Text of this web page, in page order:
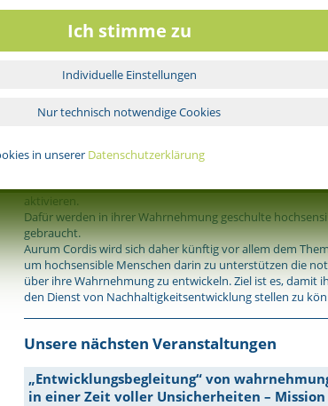
Diese Ebene ist vielen hochsensiblen Menschen zutiefst
Wissen wollen wir nutzen.
Jetzt geht es also um die Integration der geistigen
die Entwicklung von Nachhaltigkeit. Dafür müssen wir
beruflichen Positionen ausschreiben. Diese Arbeit kann
Ebene anwesend werden lassen, die wir so lange
betrachtet haben.
Es bedarf einer erneuten Öffnung für eine Entwicklung,
Göpel als „die zweite Aufklärung“ bezeichnen. Nach der
Revolution, die uns rein lineares Denken gelehrt hat, ist
aktivieren.
Dafür werden in ihrer Wahrnehmung geschulte
gebraucht.
Aurum Cordis wird sich daher künftig vor allem dem
um hochsensible Menschen darin zu unterstützen die
über ihre Wahrnehmung zu entwickeln. Ziel ist es, damit
den Dienst von Nachhaltigkeitsentwicklung stellen zu
Unsere nächsten Veranstaltungen
„Entwicklungsbegleitung“ von
in einer Zeit voller Unsicherheiten – Mission
Ich stimme zu
Individuelle Einstellungen
Nur technisch notwendige Cookies
in unserer Datenschutzerklärung